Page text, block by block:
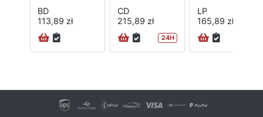
BD
113,89 zł
CD
215,89 zł
24H
LP
165,89 zł